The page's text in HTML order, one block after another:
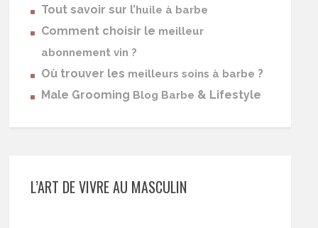
Tout savoir sur l’huile à barbe
Comment choisir le meilleur
abonnement vin ?
Où trouver les meilleurs soins à barbe ?
Male Grooming Blog Barbe & Lifestyle
L’ART DE VIVRE AU MASCULIN